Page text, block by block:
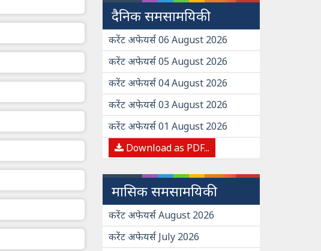
दैनिक समसामयिकी
करेंट अफेयर्स 06 August 2026
करेंट अफेयर्स 05 August 2026
करेंट अफेयर्स 04 August 2026
करेंट अफेयर्स 03 August 2026
करेंट अफेयर्स 01 August 2026
Download as PDF...
मासिक समसामयिकी
करेंट अफेयर्स August 2026
करेंट अफेयर्स July 2026